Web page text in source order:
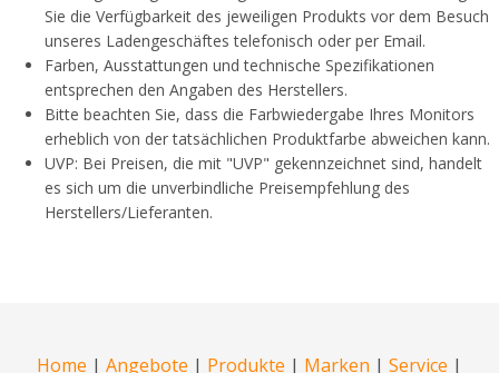
Sie die Verfügbarkeit des jeweiligen Produkts vor dem Besuch
unseres Ladengeschäftes telefonisch oder per Email.
Farben, Ausstattungen und technische Spezifikationen
entsprechen den Angaben des Herstellers.
Bitte beachten Sie, dass die Farbwiedergabe Ihres Monitors
erheblich von der tatsächlichen Produktfarbe abweichen kann.
UVP: Bei Preisen, die mit "UVP" gekennzeichnet sind, handelt
es sich um die unverbindliche Preisempfehlung des
Herstellers/Lieferanten.
Home | Angebote | Produkte | Marken | Service |